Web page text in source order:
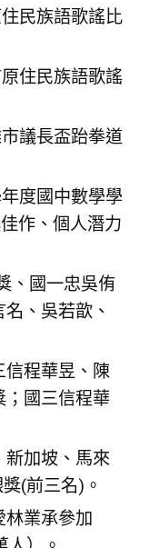
民族語歌謠比
住民族語歌謠
議長盃跆拳道
度國中數學學
作、個人潛力
、國一忠吳侑
、吳若歆、
信程華昱、陳
；國三信程華
新加坡、馬來
(前三名)。
林業承參加